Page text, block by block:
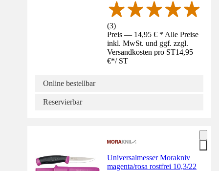
(3)
Preis — 14,95 € * Alle Preise
inkl. MwSt. und ggf. zzgl.
Versandkosten pro ST14,95
€*/ ST
Online bestellbar
Reservierbar
Universalmesser Morakniv
magenta/rosa rostfrei 10,3/22